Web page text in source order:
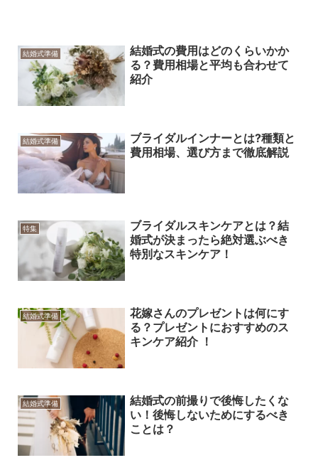
結婚式準備
結婚式の費用はどのくらいかか
る？費用相場と平均も合わせて
紹介
結婚式準備
ブライダルインナーとは?種類と
費用相場、選び方まで徹底解説
特集
ブライダルスキンケアとは？結
婚式が決まったら絶対選ぶべき
特別なスキンケア！
結婚式準備
花嫁さんのプレゼントは何にす
る？プレゼントにおすすめのス
キンケア紹介 ！
結婚式準備
結婚式の前撮りで後悔したくな
い！後悔しないためにするべき
ことは？